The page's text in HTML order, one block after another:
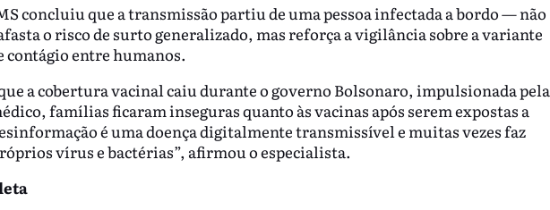
concluiu que a transmissão partiu de uma pessoa infectada a bordo — não
o risco de surto generalizado, mas reforça a vigilância sobre a variante
contágio entre humanos.
a cobertura vacinal caiu durante o governo Bolsonaro, impulsionada pela
famílias ficaram inseguras quanto às vacinas após serem expostas a
é uma doença digitalmente transmissível e muitas vezes faz
vírus e bactérias”, afirmou o especialista.